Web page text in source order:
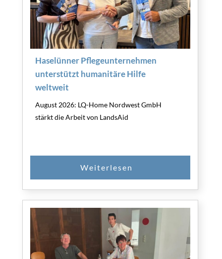
Haselünner Pflegeunternehmen
unterstützt humanitäre Hilfe
weltweit
August 2026: LQ-Home Nordwest GmbH
stärkt die Arbeit von LandsAid